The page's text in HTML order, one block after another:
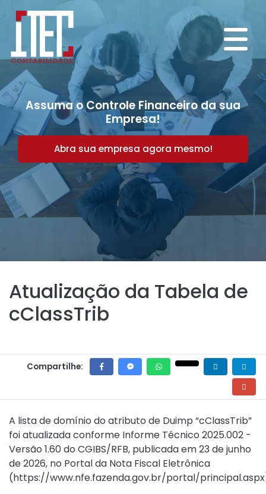
Assuma o Controle Financeiro da sua
Empresa!
Abra sua empresa agora mesmo!
Atualização da Tabela de
cClassTrib
Compartilhe:
A lista de domínio do atributo de Duimp “cClassTrib”
foi atualizada conforme Informe Técnico 2025.002 -
Versão 1.60 do CGIBS/RFB, publicada em 23 de junho
de 2026, no Portal da Nota Fiscal Eletrônica
(https://www.nfe.fazenda.gov.br/portal/